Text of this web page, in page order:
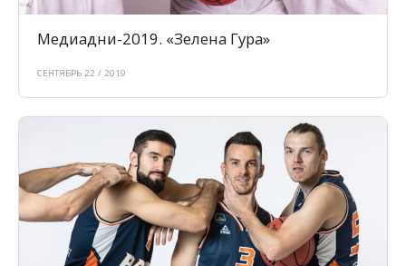
Медиадни-2019. «Зелена Гура»
СЕНТЯБРЬ 22 / 2019